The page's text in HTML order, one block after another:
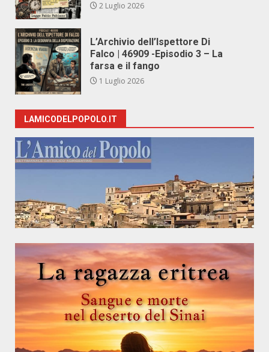
2 Luglio 2026
L’Archivio dell’Ispettore Di
Falco | 46909 -Episodio 3 – La
farsa e il fango
1 Luglio 2026
LAMICODELPOPOLO.IT